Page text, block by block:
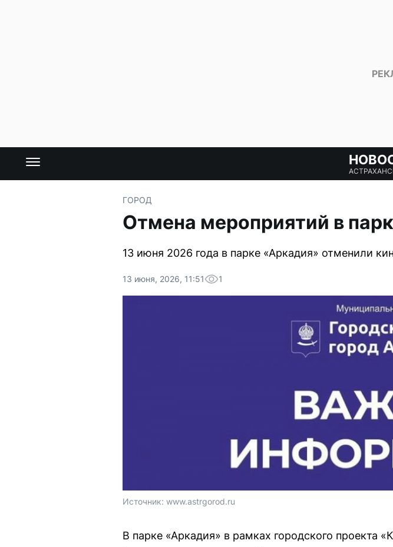
ГОРОД
Отмена мероприятий в
13 июня 2026 года в парке «Аркадия» отменили
13 июня, 2026, 11:51 1
Источник: www.astrgorod.ru
В парке «Аркадия» в рамках городского проекта